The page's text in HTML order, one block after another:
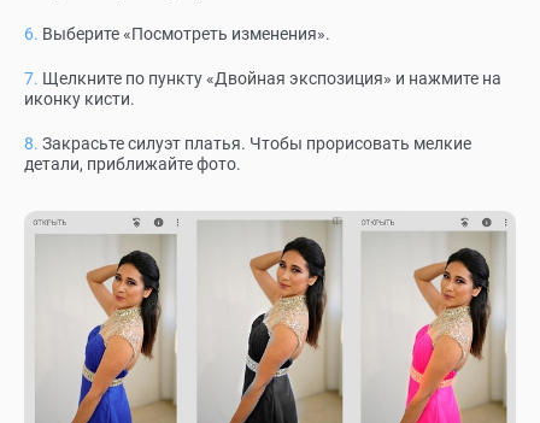
Выберите «Посмотреть изменения».
Щелкните по пункту «Двойная экспозиция» и нажмите на
иконку кисти.
Закрасьте силуэт платья. Чтобы прорисовать мелкие
детали, приближайте фото.